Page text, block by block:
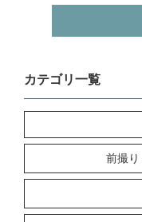
カテゴリ一覧
前撮